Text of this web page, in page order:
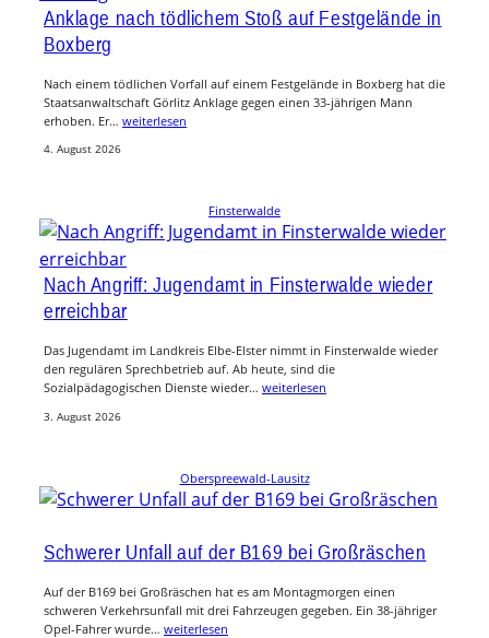
Anklage nach tödlichem Stoß auf Festgelände in
Boxberg
Nach einem tödlichen Vorfall auf einem Festgelände in Boxberg hat die
Staatsanwaltschaft Görlitz Anklage gegen einen 33-jährigen Mann
erhoben. Er… weiterlesen
4. August 2026
Finsterwalde
Nach Angriff: Jugendamt in Finsterwalde wieder
erreichbar
Das Jugendamt im Landkreis Elbe-Elster nimmt in Finsterwalde wieder
den regulären Sprechbetrieb auf. Ab heute, sind die
Sozialpädagogischen Dienste wieder… weiterlesen
3. August 2026
Oberspreewald-Lausitz
Schwerer Unfall auf der B169 bei Großräschen
Auf der B169 bei Großräschen hat es am Montagmorgen einen
schweren Verkehrsunfall mit drei Fahrzeugen gegeben. Ein 38-jähriger
Opel-Fahrer wurde… weiterlesen